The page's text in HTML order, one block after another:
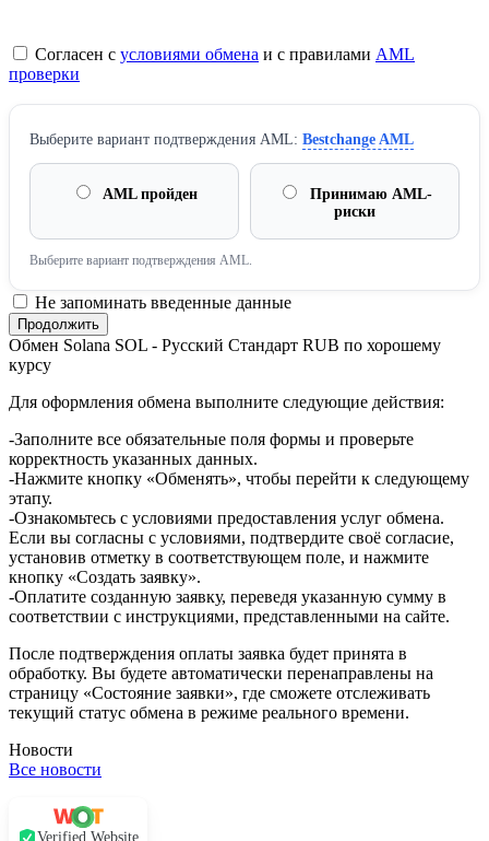
Согласен с условиями обмена и с правилами AML
проверки
Выберите вариант подтверждения AML: Bestchange AML
AML пройден
Принимаю AML-
риски
Выберите вариант подтверждения AML.
Не запоминать введенные данные
Обмен Solana SOL - Русский Стандарт RUB по хорошему
курсу
Для оформления обмена выполните следующие действия:
-Заполните все обязательные поля формы и проверьте
корректность указанных данных.
-Нажмите кнопку «Обменять», чтобы перейти к следующему
этапу.
-Ознакомьтесь с условиями предоставления услуг обмена.
Если вы согласны с условиями, подтвердите своё согласие,
установив отметку в соответствующем поле, и нажмите
кнопку «Создать заявку».
-Оплатите созданную заявку, переведя указанную сумму в
соответствии с инструкциями, представленными на сайте.
После подтверждения оплаты заявка будет принята в
обработку. Вы будете автоматически перенаправлены на
страницу «Состояние заявки», где сможете отслеживать
текущий статус обмена в режиме реального времени.
Новости
Все новости
Verified Website